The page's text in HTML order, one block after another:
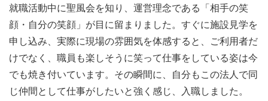
就職活動中に聖風会を知り、運営理念である「相手の笑
顔・自分の笑顔」が目に留まりました。すぐに施設見学を
申し込み、実際に現場の雰囲気を体感すると、ご利用者だ
けでなく、職員も楽しそうに笑って仕事をしている姿は今
でも焼き付いています。その瞬間に、自分もこの法人で同
じ仲間として仕事がしたいと強く感じ、入職しました。